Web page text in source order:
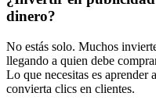
dinero?
No estás solo. Muchos
llegando a quien debe
Lo que necesitas es aprender
convierta clics en clientes.